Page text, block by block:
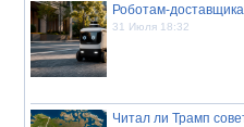
Роботам-
31 Июля 18:32
Читал ли Трамп